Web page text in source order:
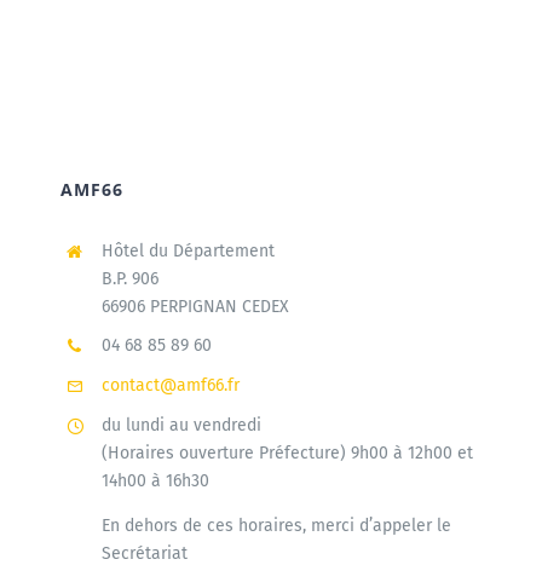
AMF66
Hôtel du Département
B.P. 906
66906 PERPIGNAN CEDEX
04 68 85 89 60
contact@amf66.fr
du lundi au vendredi
(Horaires ouverture Préfecture) 9h00 à 12h00 et
14h00 à 16h30
En dehors de ces horaires, merci d’appeler le
Secrétariat